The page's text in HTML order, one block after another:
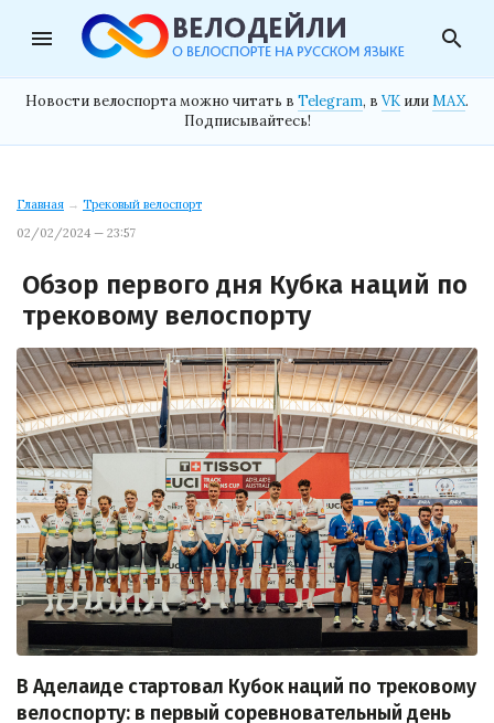
menu search
Новости велоспорта можно читать в Telegram, в VK илиMAX.
Подписывайтесь!
Главная → Трековый велоспорт
02/02/2024 — 23:57
Обзор первого дня Кубка наций по
трековому велоспорту
В Аделаиде стартовал Кубок наций по трековому
велоспорту: в первый соревновательный день